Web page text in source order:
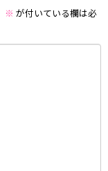
※ が付いている欄は必